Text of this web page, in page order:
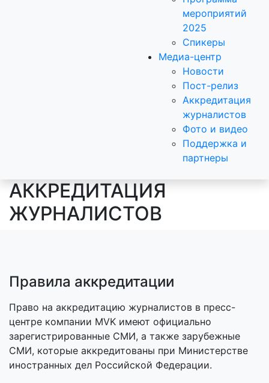
мероприятий
2025
Спикеры
Медиа-центр
Новости
Пост-релиз
Аккредитация
журналистов
Фото и видео
Поддержка и
партнеры
АККРЕДИТАЦИЯ
ЖУРНАЛИСТОВ
Правила аккредитации
Право на аккредитацию журналистов в пресс-
центре компании MVK имеют официально
зарегистрированные СМИ, а также зарубежные
СМИ, которые аккредитованы при Министерстве
иностранных дел Российской Федерации.